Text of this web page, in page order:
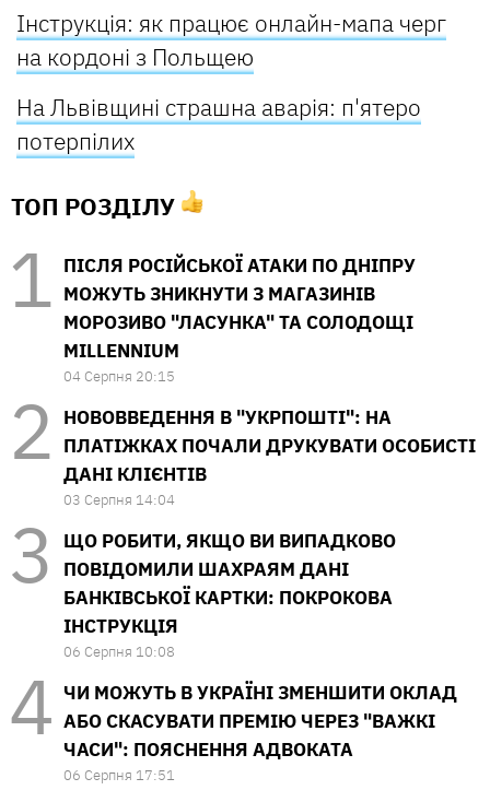
Інструкція: як працює онлайн-мапа черг
на кордоні з Польщею
На Львівщині страшна аварія: п'ятеро
потерпілих
ТОП РОЗДІЛУ
ПІСЛЯ РОСІЙСЬКОЇ АТАКИ ПО ДНІПРУ
МОЖУТЬ ЗНИКНУТИ З МАГАЗИНІВ
МОРОЗИВО "ЛАСУНКА" ТА СОЛОДОЩІ
MILLENNIUM
04 Серпня 20:15
НОВОВВЕДЕННЯ В "УКРПОШТІ": НА
ПЛАТІЖКАХ ПОЧАЛИ ДРУКУВАТИ ОСОБИСТІ
ДАНІ КЛІЄНТІВ
03 Серпня 14:04
ЩО РОБИТИ, ЯКЩО ВИ ВИПАДКОВО
ПОВІДОМИЛИ ШАХРАЯМ ДАНІ
БАНКІВСЬКОЇ КАРТКИ: ПОКРОКОВА
ІНСТРУКЦІЯ
06 Серпня 10:08
ЧИ МОЖУТЬ В УКРАЇНІ ЗМЕНШИТИ ОКЛАД
АБО СКАСУВАТИ ПРЕМІЮ ЧЕРЕЗ "ВАЖКІ
ЧАСИ": ПОЯСНЕННЯ АДВОКАТА
06 Серпня 17:51